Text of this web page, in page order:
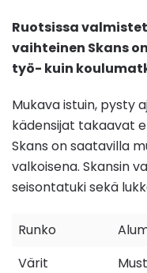
Ruotsissa
vaihteinen Skans
työ- kuin
Mukava istuin, pysty
kädensijat takaavat
Skans on saatavilla
valkoisena. Skansin
seisontatuki sekä
Runko
Värit